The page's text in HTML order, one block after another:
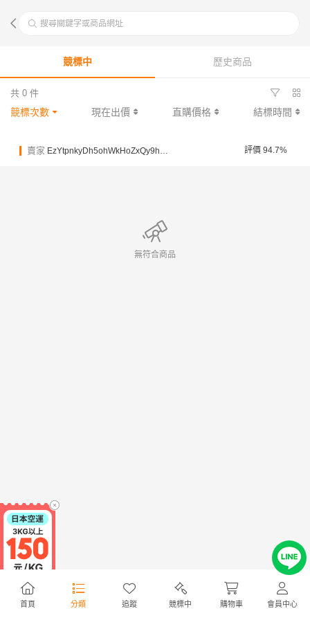
搜尋關鍵字或商品網址
首頁 分類 追蹤 競標中 購物車 會員中心
競標中 歷史商品
共 0 件
競標次數 現在出價 直購價格 結標時間
賣家 EzYtpnkyDh5ohWkHoZxQy9hmXLV3f 評價 94.7%
無符合商品